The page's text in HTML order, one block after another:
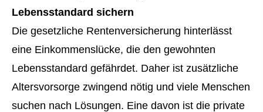
Lebensstandard sichern
Die gesetzliche Rentenversicherung hinterlässt
eine Einkommenslücke, die den gewohnten
Lebensstandard gefährdet. Daher ist zusätzliche
Alters­vorsorge zwingend nötig und viele Menschen
suchen nach Lösungen. Eine davon ist die private